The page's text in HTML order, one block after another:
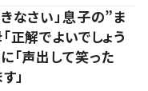
なさい」息子の”ま
解でよいでしょう
「声出して笑った
」